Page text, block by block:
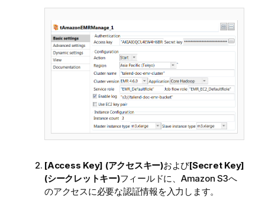
[Access Key] (アクセスキー)および[Secret Key]
(シークレットキー)フィールドに、Amazon S3へ
のアクセスに必要な認証情報を入力します。